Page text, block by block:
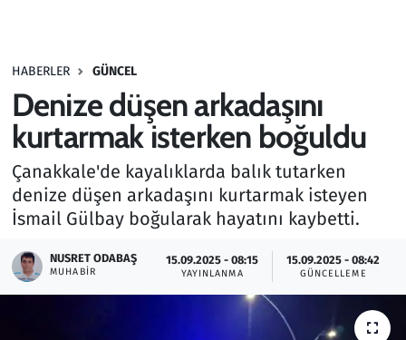
HABERLER GÜNCEL
Denize düşen arkadaşını
kurtarmak isterken boğuldu
Çanakkale'de kayalıklarda balık tutarken
denize düşen arkadaşını kurtarmak isteyen
İsmail Gülbay boğularak hayatını kaybetti.
NUSRET ODABAŞ
MUHABIR
15.09.2025 - 08:15
YAYINLANMA
15.09.2025 - 08:42
GÜNCELLEME
Haber
Kültür Sanat
Kurumsal Haberler
Lezzet Durağı
Memur ve Kamu